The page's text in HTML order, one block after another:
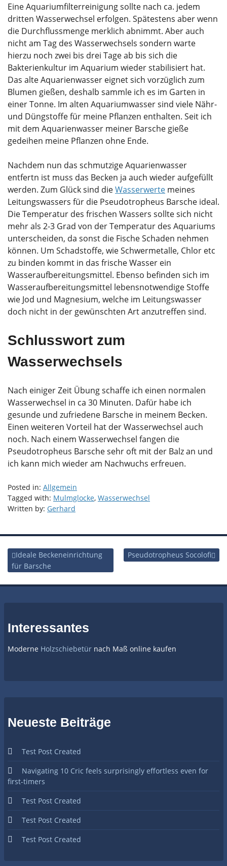
Eine Aquariumfilterreinigung sollte nach ca. jedem
dritten Wasserwechsel erfolgen. Spätestens aber wenn
die Durchflussmenge merklich abnimmt. Aber auch
nicht am Tag des Wasserwechsels sondern warte
hierzu noch zwei bis drei Tage ab bis sich die
Bakterienkultur im Aquarium wieder stabilisiert hat.
Das alte Aquarienwasser eignet sich vorzüglich zum
Blumen gießen, deshalb sammle ich es im Garten in
einer Tonne. Im alten Aquariumwasser sind viele Nähr-
und Düngstoffe für meine Pflanzen enthalten. Seit ich
mit dem Aquarienwasser meiner Barsche gieße
gedeihen meine Pflanzen ohne Ende.
Nachdem nun das schmutzige Aquarienwasser
entfertn ist muss das Becken ja auch wieder aufgefüllt
werden. Zum Glück sind dieWasserwerte meines
Leitungswassers für die Pseudotropheus Barsche ideal.
Die Temperatur des frischen Wassers sollte sich nicht
mehr als 2-3 Grad von der Temperatur des Aquariums
unterscheiden, da sonst die Fische Schaden nehmen
können. Um Schadstoffe, wie Schwermetalle, Chlor etc
zu binden kommt in das frische Wasser ein
Wasseraufbereitungsmittel. Ebenso befinden sich im
Wasseraufbereitungsmittel lebensnotwendige Stoffe
wie Jod und Magnesium, welche im Leitungswasser
doch nicht in der gewünschten Art anzutreffen sind.
Schlusswort zum
Wasserwechsels
Nach einiger Zeit Übung schaffe ich einen normalen
Wasserwechsel in ca 30 Minuten. Dafür habe ich
gesunde und zufriedene Barsche in meinem Becken.
Einen weiteren Vorteil hat der Wasserwechsel auch
noch. Nach einem Wasserwechsel fangen die
Pseudotropheus Barsche sehr oft mit der Balz an und
ich kann mich wieder am Nachwuchs erfreuen.
Posted in: Allgemein
Tagged with: Mulmglocke, Wasserwechsel
Written by: Gerhard
Beitragsnavigation
Ideale Beckeneinrichtung
für Barsche
Pseudotropheus Socolofi
Interessantes
Moderne Holzschiebetür nach Maß online kaufen
Neueste Beiträge
Test Post Created
Navigating 10 Cric feels surprisingly effortless even for
first-timers
Test Post Created
Test Post Created
Test Post Created